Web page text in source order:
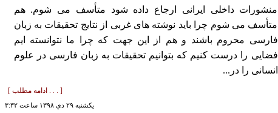
منشورات داخلی ايرانی ارجاع داده شود متأسف می شوم. هم
متأسف می شوم چرا بايد نوشته های غربی از نتايج تحقيقات به زبان
فارسی محروم باشند و هم از اين جهت که چرا ما نتوانسته ايم
فضایی را درست کنيم که بتوانيم تحقيقات به زبان فارسی در علوم
انسانی را در...
[ . . . ادامه مطلب ]
يكشنبه ۲۹ دي ۱۳۹۸ ساعت ۳:۳۲